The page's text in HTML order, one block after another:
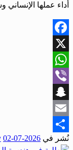
أداء عملها
Facebook
X
WhatsApp
Viber
Snapchat
Email
Share
نُشر في 2026-07-02